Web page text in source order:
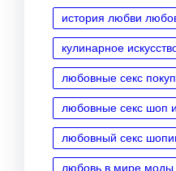
история любви
кулинарное
любовные секс
любовные секс шоп
любовный секс
любовь в мире моды